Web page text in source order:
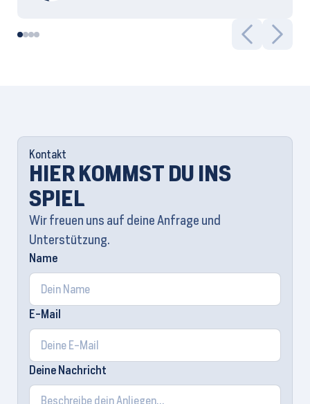
Kontakt
HIER KOMMST DU INS
SPIEL
Wir freuen uns auf deine Anfrage und
Unterstützung.
Name
E-Mail
Deine Nachricht